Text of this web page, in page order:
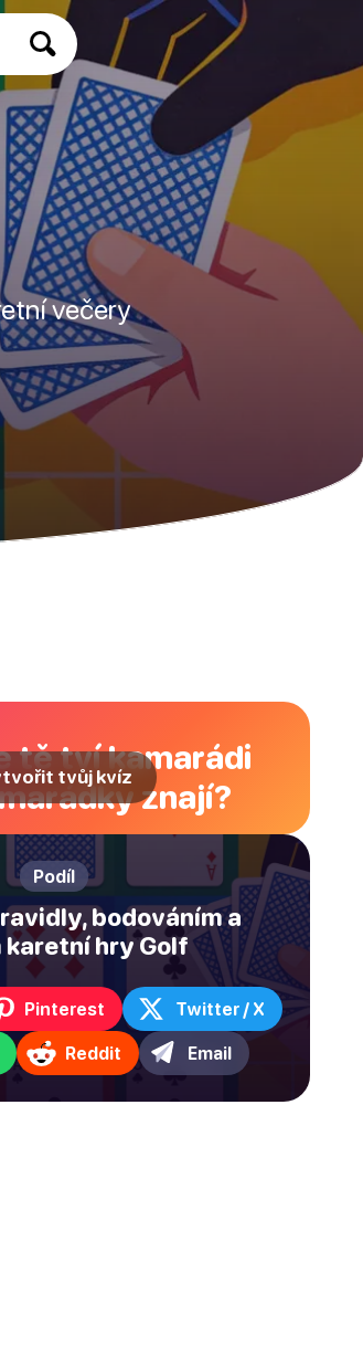
večery
tě tví kamarádi
znají?
tvůj kvíz
Podíl
bodováním a
karetní hry Golf
Pinterest Twitter / X
Reddit Email